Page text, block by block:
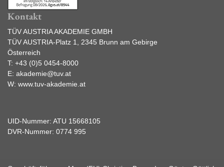
Kontakt
TÜV AUSTRIA AKADEMIE GMBH
TÜV AUSTRIA-Platz 1, 2345 Brunn am Gebirge
Österreich
T: +43 (0)5 0454-8000
E: akademie@tuv.at
W: www.tuv-akademie.at
UID-Nummer: ATU 15668105
DVR-Nummer: 0774 995